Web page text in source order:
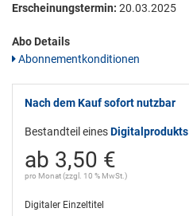
Erscheinungstermin: 20.03.2025
Abo Details
Abonnementkonditionen
Nach dem Kauf sofort nutzbar
Bestandteil einesDigitalprodukts
ab 3,50 €
pro Monat (zzgl. 10 % MwSt.)
Digitaler Einzeltitel